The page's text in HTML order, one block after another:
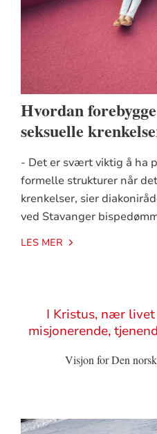
Hvordan
seksuelle
- Det er svært viktig å ha
formelle strukturer når
krenkelser, sier
ved Stavanger
LES MER
SitatI Kristus, nær livet
misjonerende,
Visjon for Den